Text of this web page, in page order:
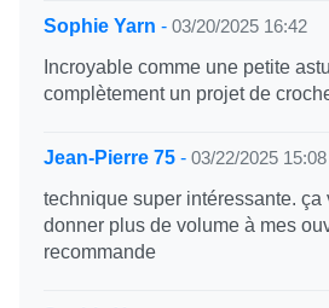
Sophie Yarn - 03/20/2025 16:42
Incroyable comme une petite
complètement un projet de
Jean-Pierre 75 - 03/22/2025 15:08
technique super intéressante. ça
donner plus de volume à mes
recommande